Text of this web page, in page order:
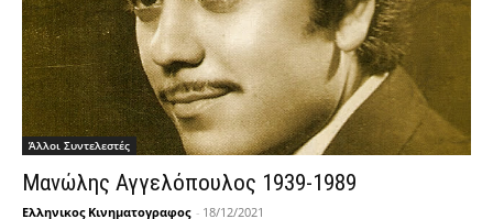
Άλλοι Συντελεστές
Μανώλης Αγγελόπουλος 1939-1989
Ελληνικος Κινηματογραφος - 18/12/2021